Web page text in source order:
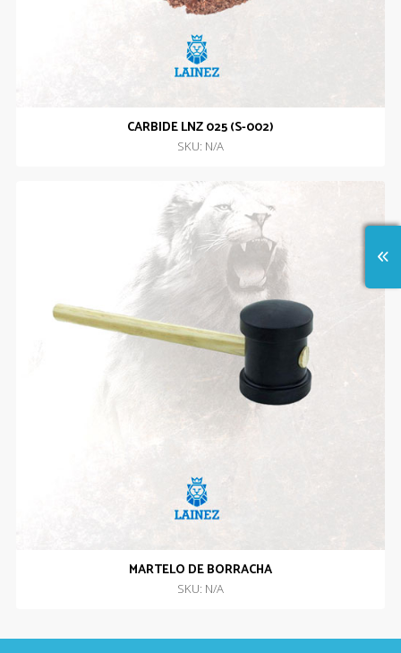
CARBIDE LNZ 025 (S-002)
SKU: N/A
MARTELO DE BORRACHA
SKU: N/A